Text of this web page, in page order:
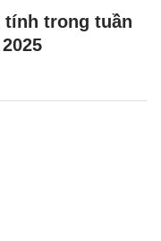
tính trong tuần